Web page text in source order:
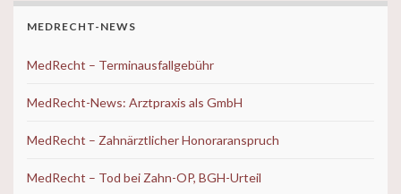
MEDRECHT-NEWS
MedRecht – Terminausfallgebühr
MedRecht-News: Arztpraxis als GmbH
MedRecht – Zahnärztlicher Honoraranspruch
MedRecht – Tod bei Zahn-OP, BGH-Urteil